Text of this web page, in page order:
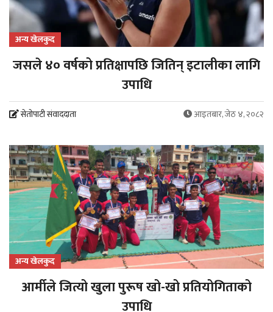
अन्य खेलकुद
जसले ४० वर्षको प्रतिक्षापछि जितिन् इटालीका लागि
उपाधि
सेतोपाटी संवाददाता आइतबार, जेठ ४, २०८२
अन्य खेलकुद
आर्मीले जित्यो खुला पुरूष खो-खो प्रतियोगिताको
उपाधि